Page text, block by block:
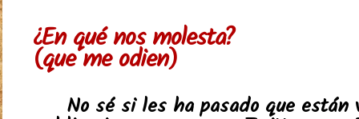
¿En qué nos molesta?
(que me odien)
No sé si les ha pasado que están